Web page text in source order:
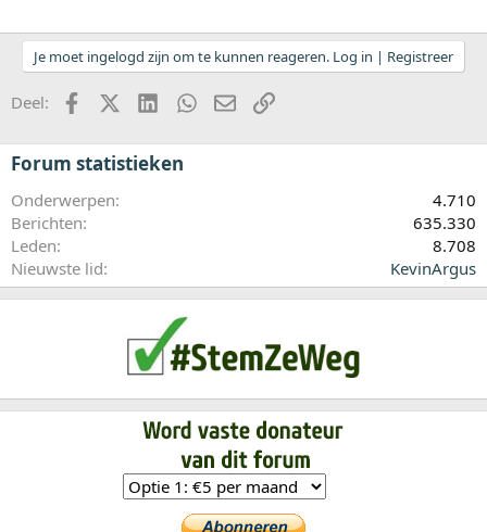
Je moet ingelogd zijn om te kunnen reageren. Log in | Registreer
Deel: FacebookX (Twitter)LinkedInWhatsApp
E-mailkoppeling
Forum statistieken
Onderwerpen
4.710
Berichten
635.330
Leden
8.708
Nieuwste lid
KevinArgus